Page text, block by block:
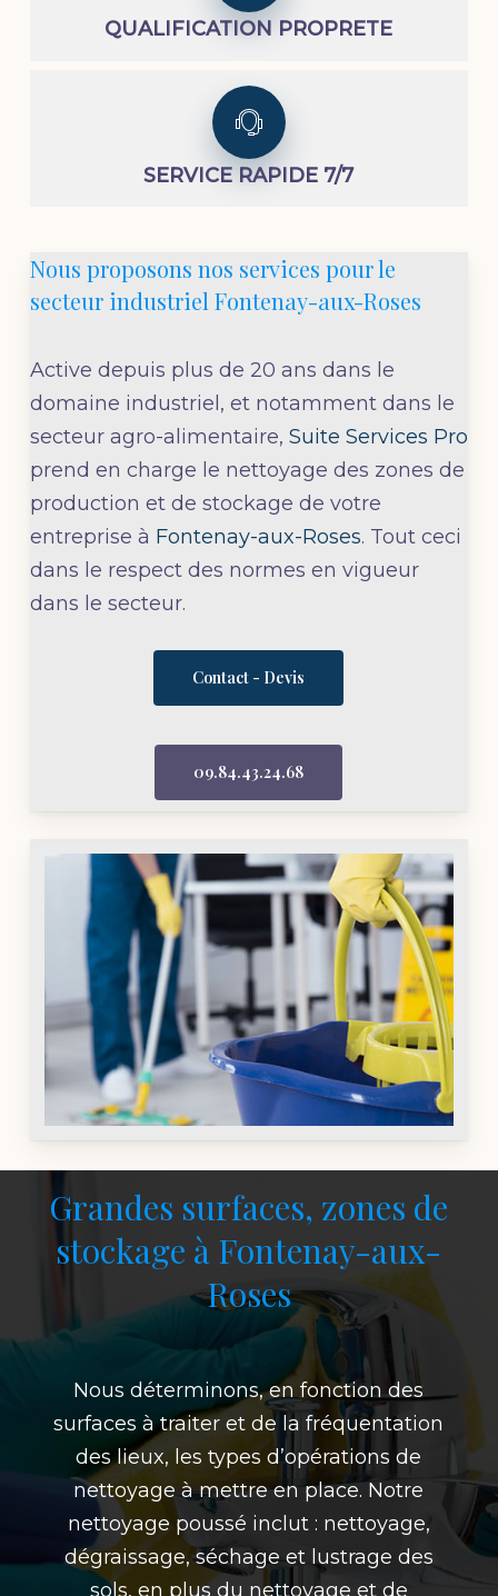
QUALIFICATION PROPRETE
SERVICE RAPIDE 7/7
Nous proposons nos services pour le
secteur industriel Fontenay-aux-Roses
Active depuis plus de 20 ans dans le
domaine industriel, et notamment dans le
secteur agro-alimentaire, Suite Services Pro
prend en charge le nettoyage des zones de
production et de stockage de votre
entreprise à Fontenay-aux-Roses. Tout ceci
dans le respect des normes en vigueur
dans le secteur.
Contact - Devis
09.84.43.24.68
Grandes surfaces, zones de
stockage à Fontenay-aux-
Roses
Nous déterminons, en fonction des
surfaces à traiter et de la fréquentation
des lieux, les types d’opérations de
nettoyage à mettre en place. Notre
nettoyage poussé inclut : nettoyage,
dégraissage, séchage et lustrage des
sols, en plus du nettoyage et de